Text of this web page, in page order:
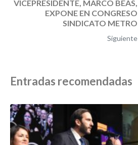
VICEPRESIDENTE, MARCO BEAS,
EXPONE EN CONGRESO
SINDICATO METRO
Siguiente
Entradas recomendadas